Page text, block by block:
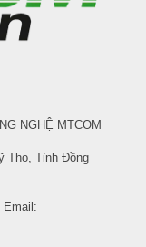
NGHỆ MTCOM
Tho, Tỉnh Đồng
Email: